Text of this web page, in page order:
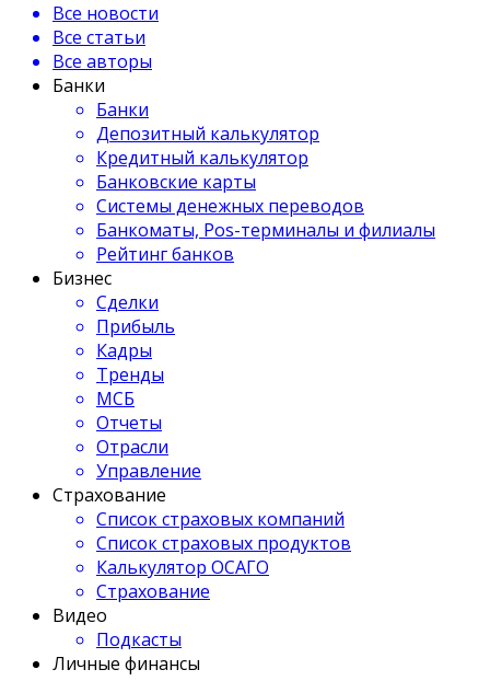
Все новости
Все статьи
Все авторы
Банки
Банки
Депозитный калькулятор
Кредитный калькулятор
Банковские карты
Системы денежных переводов
Банкоматы, Pos-терминалы и филиалы
Рейтинг банков
Бизнес
Сделки
Прибыль
Кадры
Тренды
МСБ
Отчеты
Отрасли
Управление
Страхование
Список страховых компаний
Список страховых продуктов
Калькулятор ОСАГО
Страхование
Видео
Подкасты
Личные финансы